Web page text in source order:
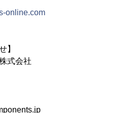
online.com
】
式会社